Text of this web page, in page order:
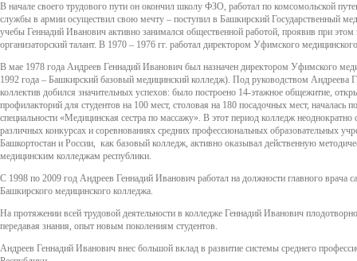
В начале своего трудового пути он окончил школу ФЗО, работал по комсомольской
службы в армии осуществил свою мечту – поступил в Башкирский Государственный
учебы Геннадий Иванович активно занимался общественной работой, проявив при этом
организаторский талант. В 1970 – 1976 гг. работал директором Уфимского
В мае 1978 года Андреев Геннадий Иванович был назначен директором Уфимского
1992 года – Башкирский базовый медицинский колледж). Под руководством Андреева
коллектив добился значительных успехов: было построено 14-этажное общежитие,
профилакторий для студентов на 100 мест, столовая на 180 посадочных мест, началась
специальности «Медицинская сестра по массажу». В этот период колледж неоднократно
различных конкурсах и соревнованиях средних профессиональных образовательных
Башкортостан и России, как базовый колледж, активно оказывал действенную
медицинским колледжам республики.
С 1998 по 2009 год Андреев Геннадий Иванович работал на должности главного врача
Башкирского медицинского колледжа.
На протяжении всей трудовой деятельности в колледже Геннадий Иванович
передавая знания, опыт новым поколениям студентов.
Андреев Геннадий Иванович внес большой вклад в развитие системы среднего